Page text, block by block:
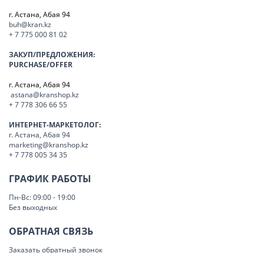
г. Астана, Абая 94
buh@kran.kz
+ 7 775 000 81 02
ЗАКУП/ПРЕДЛОЖЕНИЯ:
PURCHASE/OFFER
г. Астана, Абая 94
astana@kranshop.kz
+ 7 778 306 66 55
ИНТЕРНЕТ-МАРКЕТОЛОГ:
г. Астана, Абая 94
marketing@kranshop.kz
+ 7 778 005 34 35
ГРАФИК РАБОТЫ
Пн-Вс: 09:00 - 19:00
Без выходных
ОБРАТНАЯ СВЯЗЬ
Заказать обратный звонок